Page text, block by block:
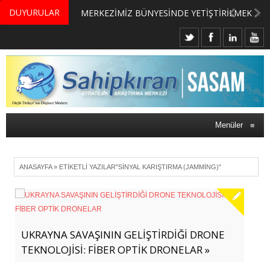
DUYURULAR MERKEZİMİZ BÜNYESİNDE YETİŞTİRİLMEK ÜZERE GÖNÜLLÜ ÜLKE MASASI UZMANI VE UZMAN ADAYLARI ARIYORUZ
Menüler ≡
ANASAYFA» ETIKETLI YAZILAR"SINYAL KARIŞTIRMA (JAMMING)"
UKRAYNA SAVAŞININ GELİŞTİRDİĞİ DRONE
TEKNOLOJİSİ: FİBER OPTİK DRONELAR »